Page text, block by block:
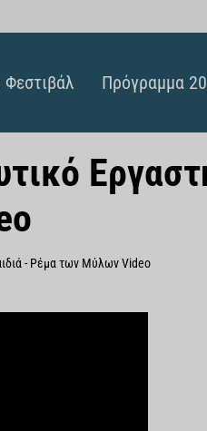
Φεστιβάλ Πρόγραμμα
- Ρέμα των Μύλων Video